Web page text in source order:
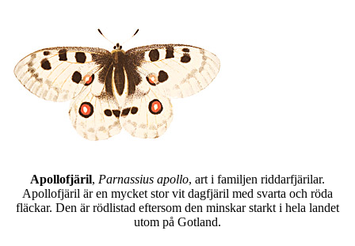
Apollofjäril, Parnassius apollo, art i familjen riddarfjärilar.
Apollofjäril är en mycket stor vit dagfjäril med svarta och röda
fläckar. Den är rödlistad eftersom den minskar starkt i hela landet
utom på Gotland.